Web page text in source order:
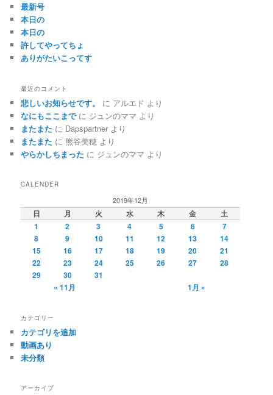
最新号
本日の
本日の
許してやってちょ
ありがたいこってす
最近のコメント
悲しいお知らせです。 に アルエド より
なにもここまでに ジュンのママ より
またまた に Dapspartner より
またまた に 熊谷美穂 より
やらかしちまった に ジュンのママ より
CALENDER
2019年12月
日 月 火 水 木 金
土
1
2 3 4 5 6
7
8
9 10 11 12 13
14
15
16 17 18 19 20
21
22
23 24 25 26 27
28
29
30
31
« 11月
1月 »
カテゴリー
カテゴリを追加
動画あり
未分類
アーカイブ